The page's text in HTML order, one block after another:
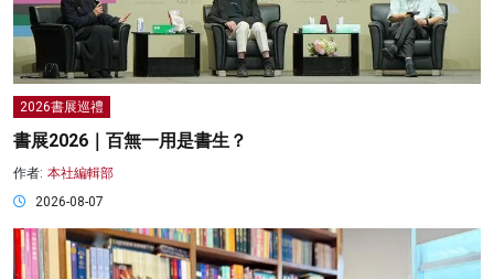
2026書展巡禮
書展2026｜百無一用是書生？
作者: 本社編輯部
2026-08-07